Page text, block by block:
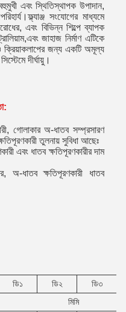
এবং স্থিতিস্থাপক উপাদান,
সংযোগের মাধ্যমে
এবং বিভিন্ন শিল্পে ব্যাপক
জাহাজ নির্মাণ এটিকে
ক্রিয়াকলাপের জন্য একটি অমূল্য
দীর্ঘায়ু।
, গোলাকার অ-ধাতব সম্প্রসারণ
তুলনায় সুবিধা আছেঃ
এবং ধাতব ক্ষতিপূরণকারীর দাম
অ-ধাতব ক্ষতিপূরণকারী ধাতব
ডি১ ডি২
ডি৩
মিমি